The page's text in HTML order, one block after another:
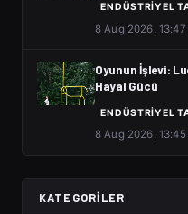
ENDÜSTRIYEL
8 Aug 2026, 13:47
Oyunun İşlevi:
Hayal Gücü
ENDÜSTRIYEL
8 Aug 2026, 13:45
KATEGORILER